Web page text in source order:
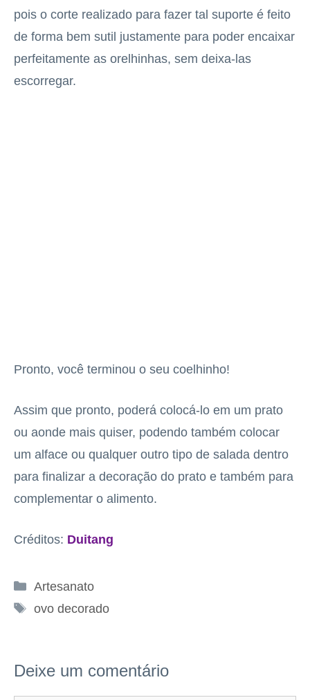
pois o corte realizado para fazer tal suporte é feito
de forma bem sutil justamente para poder encaixar
perfeitamente as orelhinhas, sem deixa-las
escorregar.
Pronto, você terminou o seu coelhinho!
Assim que pronto, poderá colocá-lo em um prato
ou aonde mais quiser, podendo também colocar
um alface ou qualquer outro tipo de salada dentro
para finalizar a decoração do prato e também para
complementar o alimento.
Créditos: Duitang
Categorias
Artesanato
Tags
ovo decorado
Deixe um comentário